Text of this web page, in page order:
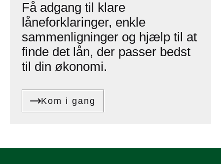
Få adgang til klare
låneforklaringer, enkle
sammenligninger og hjælp til at
finde det lån, der passer bedst
til din økonomi.
Kom i gang